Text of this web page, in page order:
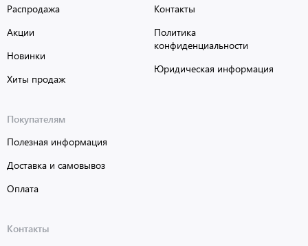
Распродажа
Акции
Новинки
Хиты продаж
Контакты
Политика
конфиденциальности
Юридическая информация
Покупателям
Полезная информация
Доставка и самовывоз
Оплата
Контакты